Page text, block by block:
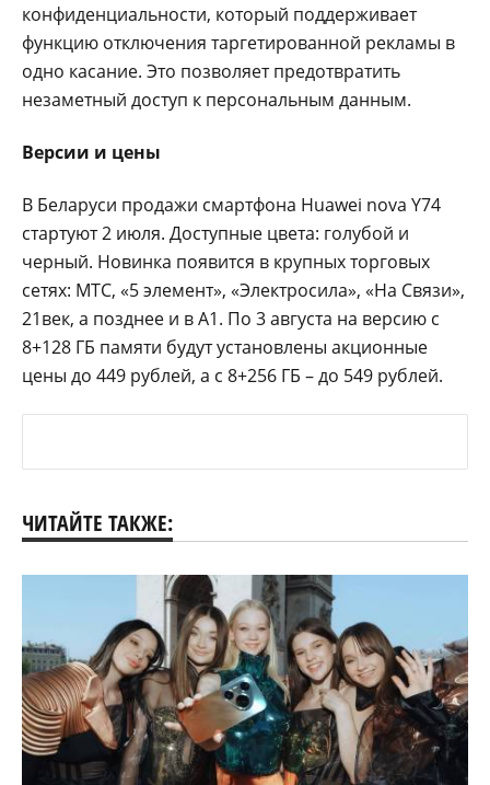
конфиденциальности, который поддерживает
функцию отключения таргетированной рекламы в
одно касание. Это позволяет предотвратить
незаметный доступ к персональным данным.
Версии и цены
В Беларуси продажи смартфона Huawei nova Y74
стартуют 2 июля. Доступные цвета: голубой и
черный. Новинка появится в крупных торговых
сетях: МТС, «5 элемент», «Электросила», «На Связи»,
21век, а позднее и в А1. По 3 августа на версию с
8+128 ГБ памяти будут установлены акционные
цены до 449 рублей, а с 8+256 ГБ – до 549 рублей.
ЧИТАЙТЕ ТАКЖЕ: